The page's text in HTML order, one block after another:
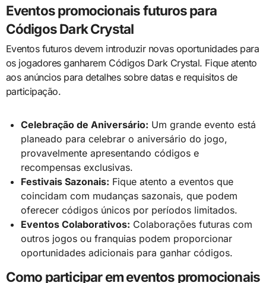
Eventos promocionais futuros para
Códigos Dark Crystal
Eventos futuros devem introduzir novas oportunidades para
os jogadores ganharem Códigos Dark Crystal. Fique atento
aos anúncios para detalhes sobre datas e requisitos de
participação.
Celebração de Aniversário: Um grande evento está
planeado para celebrar o aniversário do jogo,
provavelmente apresentando códigos e
recompensas exclusivas.
Festivais Sazonais: Fique atento a eventos que
coincidam com mudanças sazonais, que podem
oferecer códigos únicos por períodos limitados.
Eventos Colaborativos: Colaborações futuras com
outros jogos ou franquias podem proporcionar
oportunidades adicionais para ganhar códigos.
Como participar em eventos promocionais